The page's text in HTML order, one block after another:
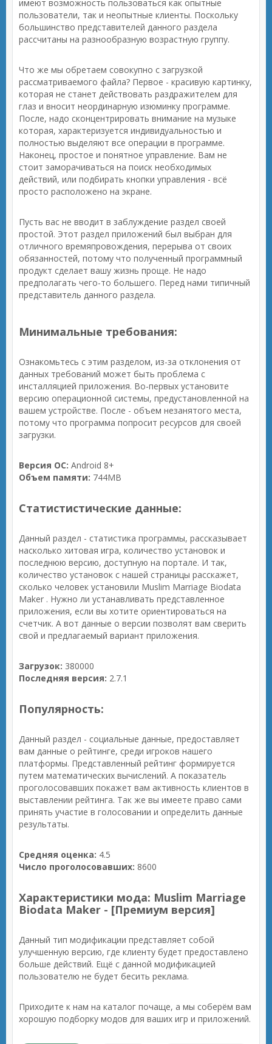
имеют возможность пользоваться как опытные
пользователи, так и неопытные клиенты. Поскольку
большинство представителей данного раздела
рассчитаны на разнообразную возрастную группу.
Что же мы обретаем совокупно с загрузкой
рассматриваемого файла? Первое - красивую картинку,
которая не станет действовать раздражителем для
глаз и вносит неординарную изюминку программе.
После, надо сконцентрировать внимание на музыке
которая, характеризуется индивидуальностью и
полностью выделяют все операции в программе.
Наконец, простое и понятное управление. Вам не
стоит заморачиваться на поиск необходимых
действий, или подбирать кнопки управления - всё
просто расположено на экране.
Пусть вас не вводит в заблуждение раздел своей
простой. Этот раздел приложений был выбран для
отличного времяпровождения, перерыва от своих
обязанностей, потому что полученный программный
продукт сделает вашу жизнь проще. Не надо
предполагать чего-то большего. Перед нами типичный
представитель данного раздела.
Минимальные требования:
Ознакомьтесь с этим разделом, из-за отклонения от
данных требований может быть проблема с
инсталляцией приложения. Во-первых установите
версию операционной системы, предустановленной на
вашем устройстве. После - объем незанятого места,
потому что программа попросит ресурсов для своей
загрузки.
Версия ОС: Android 8+
Объем памяти: 744MB
Статистистические данные:
Данный раздел - статистика программы, рассказывает
насколько хитовая игра, количество установок и
последнюю версию, доступную на портале. И так,
количество установок с нашей страницы расскажет,
сколько человек установили Muslim Marriage Biodata
Maker . Нужно ли устанавливать представленное
приложения, если вы хотите ориентироваться на
счетчик. А вот данные о версии позволят вам сверить
свой и предлагаемый вариант приложения.
Загрузок: 380000
Последняя версия: 2.7.1
Популярность:
Данный раздел - социальные данные, предоставляет
вам данные о рейтинге, среди игроков нашего
платформы. Представленный рейтинг формируется
путем математических вычислений. А показатель
проголосовавших покажет вам активность клиентов в
выставлении рейтинга. Так же вы имеете право сами
принять участие в голосовании и определить данные
результаты.
Средняя оценка: 4.5
Число проголосовавших: 8600
Характеристики мода: Muslim Marriage
Biodata Maker - [Премиум версия]
Данный тип модификации представляет собой
улучшенную версию, где клиенту будет предоставлено
больше действий. Ещё с данной модификацией
пользователю не будет бесить реклама.
Приходите к нам на каталог почаще, а мы соберём вам
хорошую подборку модов для ваших игр и приложений.